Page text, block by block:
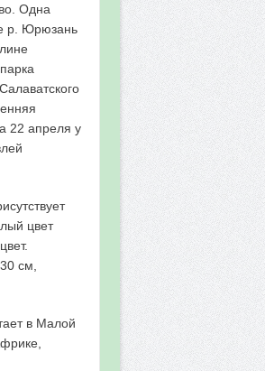
Одна
р. Юрюзань
22 апреля у
цвет
см,
в Малой